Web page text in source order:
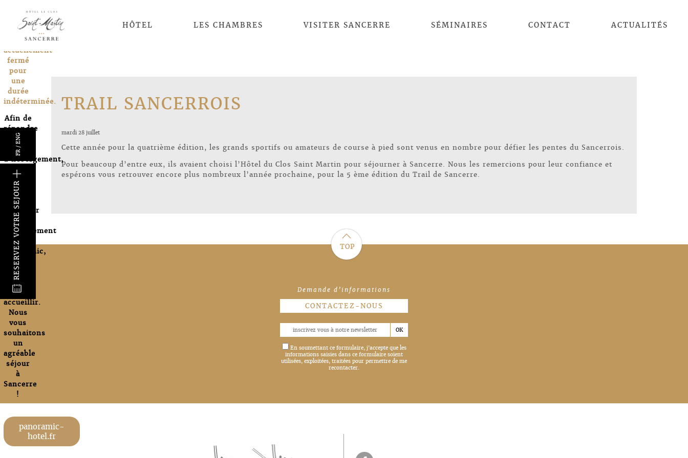
HÔTEL LES CHAMBRES VISITER SANCERRE SÉMINAIRES CONTACT ACTUALITÉS
TRAIL SANCERROIS
mardi 28 juillet
Cette année pour la quatrième édition, les grands sportifs ou amateurs de course à pied sont venus en nombre pour défier les pentes du Sancerrois.
Pour beaucoup d’entre eux, ils avaient choisi l’Hôtel du Clos Saint Martin pour séjourner à Sancerre. Nous les remercions pour leur confiance et
espérons vous retrouver encore plus nombreux l’année prochaine, pour la 5 ème édition du Trail de Sancerre.
c
TOP
Demande d’informations
CONTACTEZ-NOUS
En soumettant ce formulaire, j'accepte que les
informations saisies dans ce formulaire soient
utilisées, exploitées, traitées pour permettre de me
recontacter.
FR
/
ENG
k
RESERVEZ VOTRE SEJOUR
@
Le Clos
Martin
actuellement
fermé
pour
une
durée
indéterminée.
Afin de
répondre
à vos
besoins
d’hébergement,
nous
vous
invitons
à
consulter
notre
établissement
Hôtel
Panoramic,
qui se
fera un
plaisir
de vous
accueillir.
Nous
vous
souhaitons
un
agréable
séjour
à
Sancerre
!
panoramic-
hotel.fr